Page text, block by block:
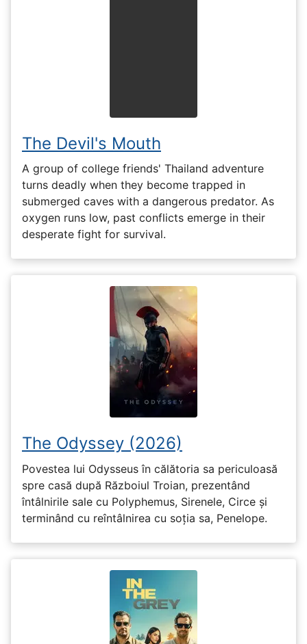
The Devil's Mouth
A group of college friends' Thailand adventure
turns deadly when they become trapped in
submerged caves with a dangerous predator. As
oxygen runs low, past conflicts emerge in their
desperate fight for survival.
The Odyssey (2026)
Povestea lui Odysseus în călătoria sa periculoasă
spre casă după Războiul Troian, prezentând
întâlnirile sale cu Polyphemus, Sirenele, Circe și
terminând cu reîntâlnirea cu soția sa, Penelope.